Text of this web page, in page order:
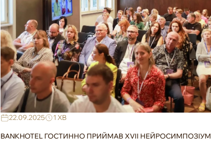
22.09.2025 1 ХВ
BANKHOTEL ГОСТИННО ПРИЙМАВ XVII НЕЙРОСИМПОЗІУМ